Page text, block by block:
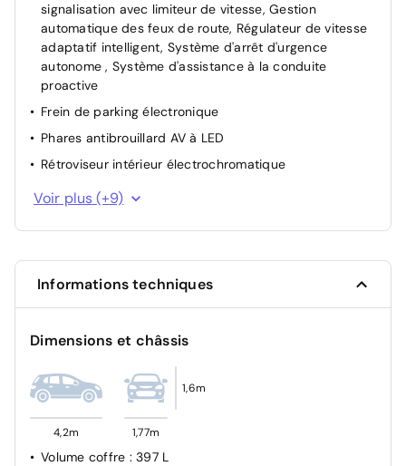
signalisation avec limiteur de vitesse, Gestion
automatique des feux de route, Régulateur de vitesse
adaptatif intelligent, Système d'arrêt d'urgence
autonome , Système d'assistance à la conduite
proactive
Frein de parking électronique
Phares antibrouillard AV à LED
Rétroviseur intérieur électrochromatique
Siège passager réglable en hauteur
Volant en cuir
Airbags frontaux et latéraux AV
Contrôle de traction (TCS)
Verrouillage centralisé
Voir plus (+9)
Informations techniques
Dimensions et châssis
4,2m 1,77m
1,6m
Volume coffre : 397 L